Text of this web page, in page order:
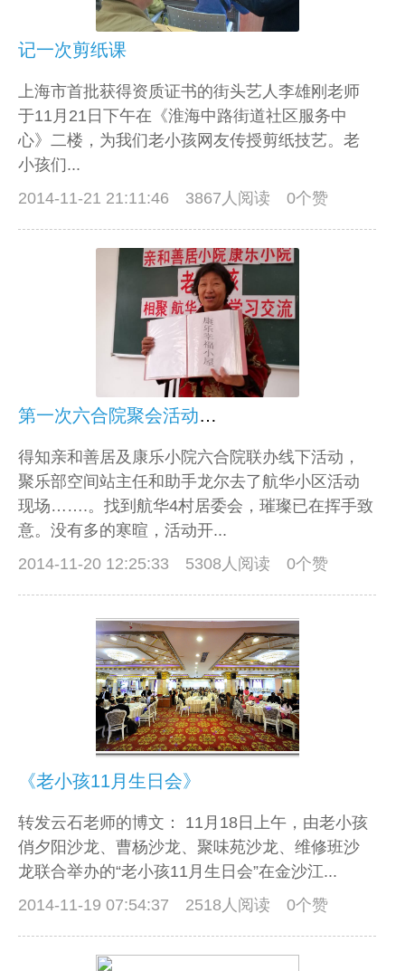
记一次剪纸课
上海市首批获得资质证书的街头艺人李雄刚老师
于11月21日下午在《淮海中路街道社区服务中
心》二楼，为我们老小孩网友传授剪纸技艺。老
小孩们...
2014-11-21 21:11:46
3867人阅读 0个赞
第一次六合院聚会活动顺利结束咯
得知亲和善居及康乐小院六合院联办线下活动，
聚乐部空间站主任和助手龙尔去了航华小区活动
现场…….。找到航华4村居委会，璀璨已在挥手致
意。没有多的寒暄，活动开...
2014-11-20 12:25:33
5308人阅读 0个赞
《老小孩11月生日会》
转发云石老师的博文： 11月18日上午，由老小孩
俏夕阳沙龙、曹杨沙龙、聚味苑沙龙、维修班沙
龙联合举办的“老小孩11月生日会”在金沙江...
2014-11-19 07:54:37
2518人阅读 0个赞